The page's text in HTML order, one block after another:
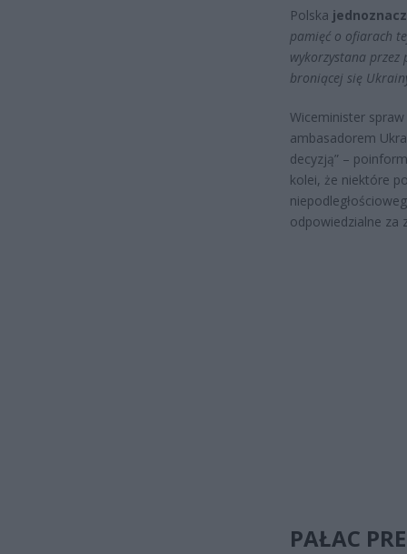
Polska
pamięć o ofiarach
wykorzystana
broniącej się
Wiceminister
ambasadorem
decyzją” –
kolei, że niektóre
odpowiedzialne za
PAŁAC